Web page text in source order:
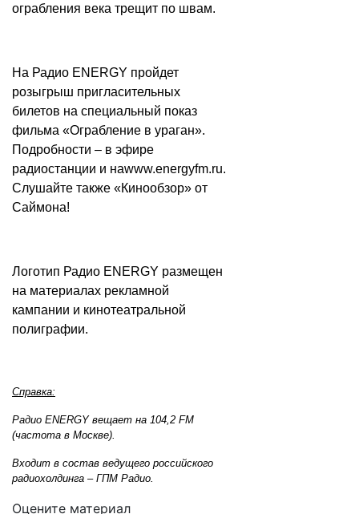
ограбления века трещит по швам.
На Радио ENERGY пройдет
розыгрыш пригласительных
билетов на специальный показ
фильма «Ограбление в ураган».
Подробности – в эфире
радиостанции и наwww.energyfm.ru.
Слушайте также «Кинообзор» от
Саймона!
Логотип Радио ENERGY размещен
на материалах рекламной
кампании и кинотеатральной
полиграфии.
Справка:
Радио ENERGY вещает на 104,2 FM
(частота в Москве).
Входит в состав ведущего российского
радиохолдинга – ГПМ Радио.
Оцените материал